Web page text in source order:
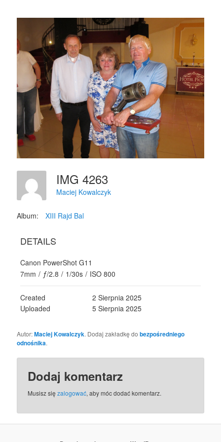
IMG 4263
Maciej Kowalczyk
Album: XIII Rajd Bal
DETAILS
Canon PowerShot G11
7mm / ƒ/2.8 / 1/30s / ISO 800
Created
2 Sierpnia 2025
Uploaded
5 Sierpnia 2025
Autor:Maciej Kowalczyk. Dodaj zakładkę dobezpośredniego
odnośnika.
Dodaj komentarz
Musisz sięzalogować, aby móc dodać komentarz.